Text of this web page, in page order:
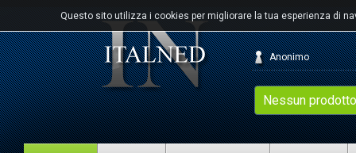
Questo sito utilizza i cookies per migliorare la tua esperienza di
Nessun
Anonimo